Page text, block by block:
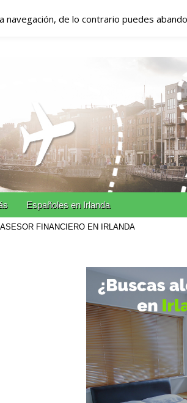
–
Españoles en Irlanda
ASESOR FINANCIERO EN IRLANDA
de lo contrario puedes